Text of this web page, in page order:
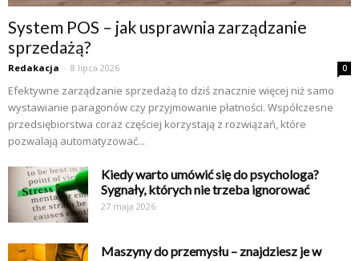
System POS – jak usprawnia zarządzanie
sprzedażą?
Redakacja - 8 lipca 2026 0
Efektywne zarządzanie sprzedażą to dziś znacznie więcej niż samo
wystawianie paragonów czy przyjmowanie płatności. Współczesne
przedsiębiorstwa coraz częściej korzystają z rozwiązań, które
pozwalają automatyzować...
Kiedy warto umówić się do psychologa?
Sygnały, których nie trzeba ignorować
27 maja 2026
Maszyny do przemysłu – znajdziesz je w